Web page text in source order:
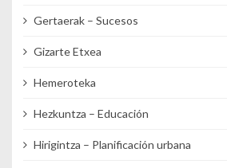
Gertaerak – Sucesos
Gizarte Etxea
Hemeroteka
Hezkuntza – Educación
Hirigintza – Planificación urbana